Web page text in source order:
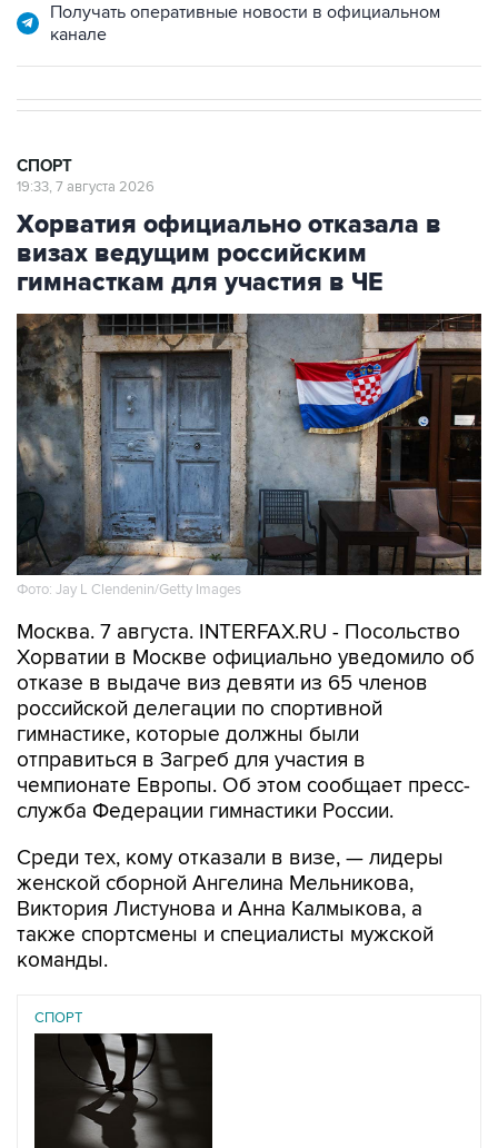
Получать оперативные новости в официальном
канале
СПОРТ
19:33, 7 августа 2026
Хорватия официально отказала в
визах ведущим российским
гимнасткам для участия в ЧЕ
Фото: Jay L Clendenin/Getty Images
Москва. 7 августа. INTERFAX.RU - Посольство
Хорватии в Москве официально уведомило об
отказе в выдаче виз девяти из 65 членов
российской делегации по спортивной
гимнастике, которые должны были
отправиться в Загреб для участия в
чемпионате Европы. Об этом сообщает пресс-
служба Федерации гимнастики России.
Среди тех, кому отказали в визе, — лидеры
женской сборной Ангелина Мельникова,
Виктория Листунова и Анна Калмыкова, а
также спортсмены и специалисты мужской
команды.
СПОРТ